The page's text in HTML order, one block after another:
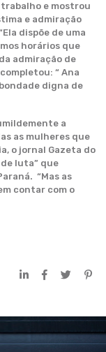
e mostrou
e admiração
dispõe de uma
horários que
admiração de
“ Ana
digna de
a
as mulheres que
o jornal Gazeta do
de luta” que
“Mas as
contar com o